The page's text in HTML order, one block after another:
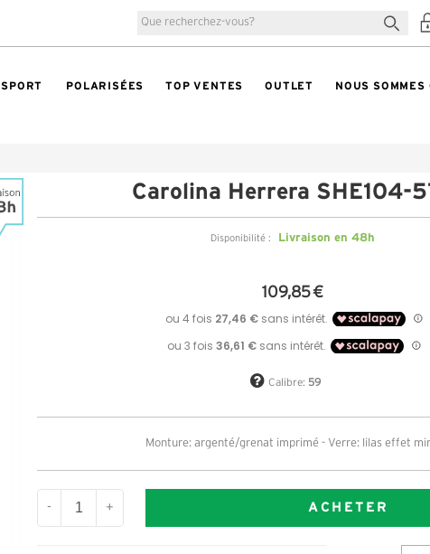
SPORT POLARISÉES TOP VENTES OUTLET NOUS SOMMES
Carolina Herrera SHE104-
Disponibilité : Livraison en 48h
109,85 €
Calibre: 59
Monture: argenté/grenat imprimé - Verre: lilas effet
- + ACHETER